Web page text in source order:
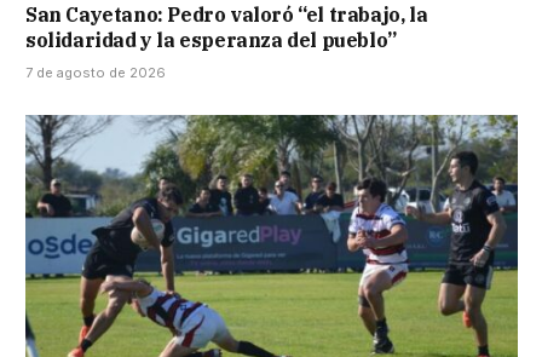
San Cayetano: Pedro valoró “el trabajo, la
solidaridad y la esperanza del pueblo”
7 de agosto de 2026